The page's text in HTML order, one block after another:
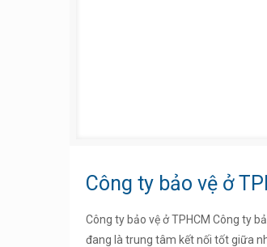
Công ty bảo vệ ở
Công ty bảo vệ ở TPHCM Công ty
đang là trung tâm kết nối tốt giữa